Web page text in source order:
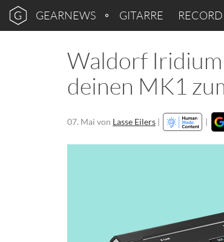
GEARNEWS GITARRE
Waldorf
deinen MK1
07. Mai von Lasse Eilers | |